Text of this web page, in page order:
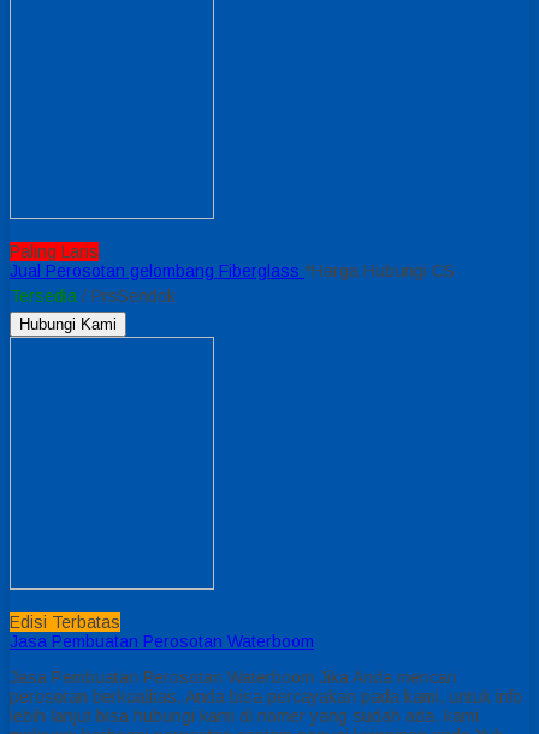
Paling Laris
Jual Perosotan gelombang Fiberglass *Harga Hubungi CS
Tersedia / PrsSendok
Hubungi Kami
Edisi Terbatas
Jasa Pembuatan Perosotan Waterboom
Jasa Pembuatan Perosotan Waterboom Jika Anda mencari
perosotan berkualitas, Anda bisa percayakan pada kami, untuk info
lebih lanjut bisa hubungi kami di nomer yang sudah ada. kami